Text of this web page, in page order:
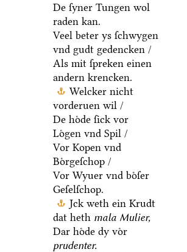
De ſyner Tungen wol
raden kan.
Veel beter ys ſchwygen
vnd gudt gedencken /
Als mit ſpreken einen
andern krencken.
Welcker nicht
vorderuen wil /
De hoͤde ſick vor
Loͤgen vnd Spil /
Vor Kopen vnd
Boͤrgeſchop /
Vor Wyuer vnd boͤſer
Geſelſchop.
Jck weth ein Krudt
dat heth mala Mulier,
Dar hoͤde dy voͤr
prudenter.